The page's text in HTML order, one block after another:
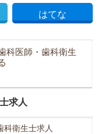
はてな
科医師・歯科衛生
求人
科衛生士求人